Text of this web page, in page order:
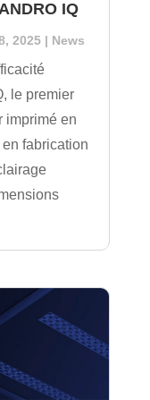
IQ
2025| News
le premier
imprimé en
fabrication